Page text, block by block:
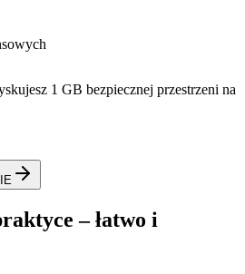
1 GB bezpiecznej przestrzeni na
–łatwo i